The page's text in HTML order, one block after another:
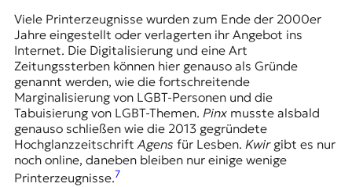
Viele Printerzeugnisse wurden zum Ende der 2000er
Jahre eingestellt oder verlagerten ihr Angebot ins
Internet. Die Digitalisierung und eine Art
Zeitungssterben können hier genauso als Gründe
genannt werden, wie die fortschreitende
Marginalisierung von LGBT-Personen und die
Tabuisierung von LGBT-Themen. Pinxmusste alsbald
genauso schließen wie die 2013 gegründete
HochglanzzeitschriftAgens für Lesben. Kwirgibt es nur
noch online, daneben bleiben nur einige wenige
Printerzeugnisse.7